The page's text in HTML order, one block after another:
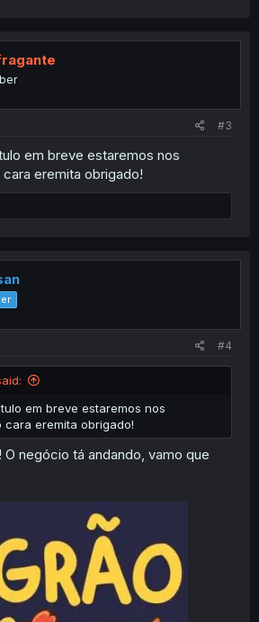
#3
em breve estaremos nos
eremita obrigado!
#4
em breve estaremos nos
cara eremita obrigado!
O negócio tá andando, vamo que